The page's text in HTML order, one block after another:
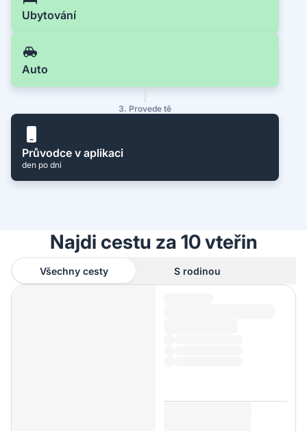
Ubytování
Auto
3. Provede tě
Průvodce v aplikaci
den po dni
Najdi cestu za 10 vteřin
Všechny cesty S rodinou